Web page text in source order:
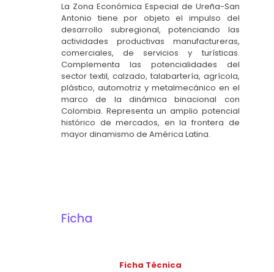
La Zona Económica Especial de Ureña-San
Antonio tiene por objeto el impulso del
desarrollo subregional, potenciando las
actividades productivas manufactureras,
comerciales, de servicios y turísticas.
Complementa las potencialidades del
sector textil, calzado, talabartería, agrícola,
plástico, automotriz y metalmecánico en el
marco de la dinámica binacional con
Colombia. Representa un amplio potencial
histórico de mercados, en la frontera de
mayor dinamismo de América Latina.
Ficha
Ficha Técnica